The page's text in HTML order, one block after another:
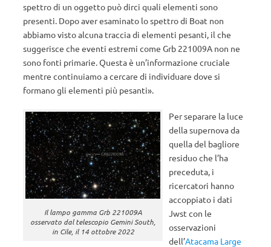
spettro di un oggetto può dirci quali elementi sono
presenti. Dopo aver esaminato lo spettro di Boat non
abbiamo visto alcuna traccia di elementi pesanti, il che
suggerisce che eventi estremi come Grb 221009A non ne
sono fonti primarie. Questa è un’informazione cruciale
mentre continuiamo a cercare di individuare dove si
formano gli elementi più pesanti».
Il lampo gamma Grb 221009A
osservato dal telescopio Gemini South,
in Cile, il 14 ottobre 2022
Per separare la luce
della supernova da
quella del bagliore
residuo che l’ha
preceduta, i
ricercatori hanno
accoppiato i dati
Jwst con le
osservazioni
dell’Atacama Large